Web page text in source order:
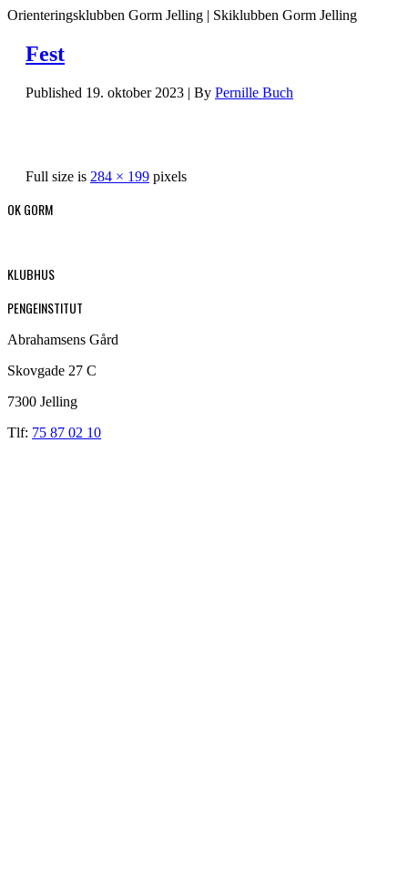
Orienteringsklubben Gorm Jelling | Skiklubben Gorm Jelling
Fest
Published 19. oktober 2023 | By Pernille Buch
Full size is 284 × 199 pixels
OK GORM
KLUBHUS
PENGEINSTITUT
Abrahamsens Gård
Skovgade 27 C
7300 Jelling
Tlf: 75 87 02 10